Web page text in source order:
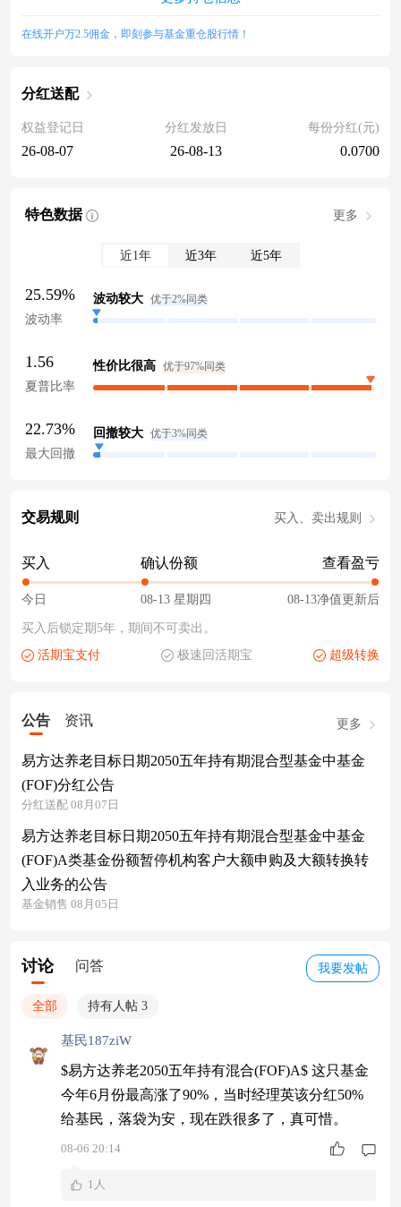
在线开户万2.5佣金，即刻参与基金重仓股行情！
分红送配
权益登记日
26-08-07
分红发放日
26-08-13
每份分红(元)
0.0700
特色数据 更多
近1年 近3年 近5年
25.59%
波动率
波动较大 优于2%同类
1.56
夏普比率
性价比很高 优于97%同类
22.73%
最大回撤
回撤较大 优于3%同类
交易规则 买入、卖出规则
买入
今日
确认份额
08-13 星期四
查看盈亏
08-13净值更新后
买入后锁定期5年，期间不可卖出。
活期宝支付
极速回活期宝 超级转换
公告 资讯 更多
易方达养老目标日期2050五年持有期混合型基金中基金
(FOF)分红公告
分红送配 08月07日
易方达养老目标日期2050五年持有期混合型基金中基金
(FOF)A类基金份额暂停机构客户大额申购及大额转换转
入业务的公告
基金销售 08月05日
我要发帖
讨论 问答
全部 持有人帖 3
基民187ziW
$易方达养老2050五年持有混合(FOF)A$ 这只基金
今年6月份最高涨了90%，当时经理英该分红50%
给基民，落袋为安，现在跌很多了，真可惜。
08-06 20:14
1人